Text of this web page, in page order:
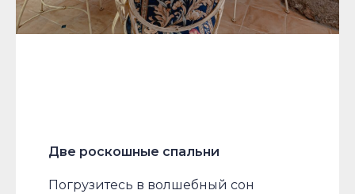
Две роскошные спальни
Погрузитесь в волшебный сон